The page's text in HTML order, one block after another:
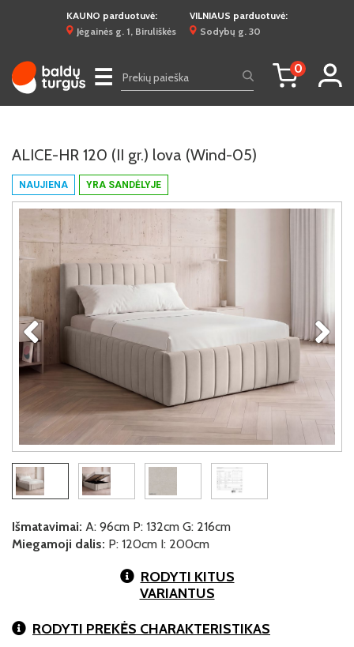
KAUNO parduotuvė:
Jėgainės g. 1, Biruliškės
VILNIAUS parduotuvė:
Sodybų g. 30
☰ 0
NAUJIENA YRA SANDĖLYJE
ALICE-HR 120 (II gr.) lova (Wind-05)
Išmatavimai: A: 96cm P: 132cm G: 216cm
Miegamoji dalis: P: 120cm I: 200cm
RODYTI KITUS
VARIANTUS
RODYTI PREKĖS CHARAKTERISTIKAS